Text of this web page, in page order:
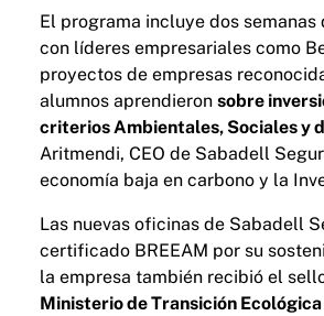
El programa incluye dos
con líderes empresariales como
proyectos de empresas
alumnos aprendieronsobre
criterios Ambientales, Sociales y
Aritmendi, CEO de Sabadell
economía baja en carbono y la
Las nuevas oficinas de Sabadell
certificado BREEAM por su
la empresa también recibió el
Ministerio de Transición